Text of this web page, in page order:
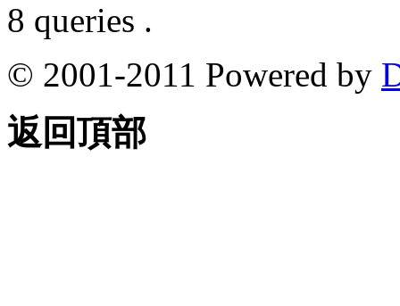
8 queries .
© 2001-2011 Powered by
返回頂部